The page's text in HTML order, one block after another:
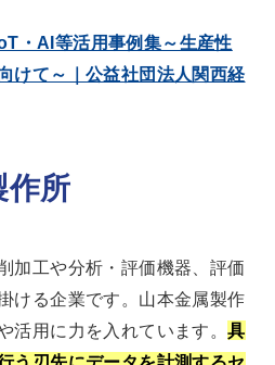
・AI等活用事例集～生産性
けて～｜公益社団法人関西経
作所
加工や分析・評価機器、評価
ける企業です。山本金属製作
活用に力を入れています。具